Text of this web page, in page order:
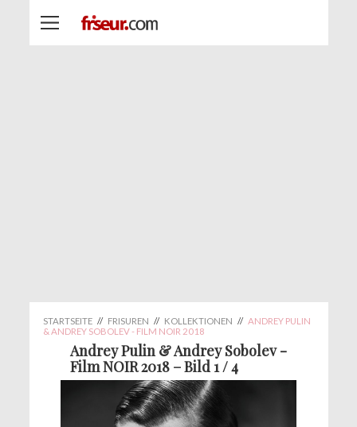
STARTSEITE // FRISUREN // KOLLEKTIONEN // ANDREY PULIN
& ANDREY SOBOLEV - FILM NOIR 2018
Andrey Pulin & Andrey Sobolev -
Film NOIR 2018 – Bild 1 / 4